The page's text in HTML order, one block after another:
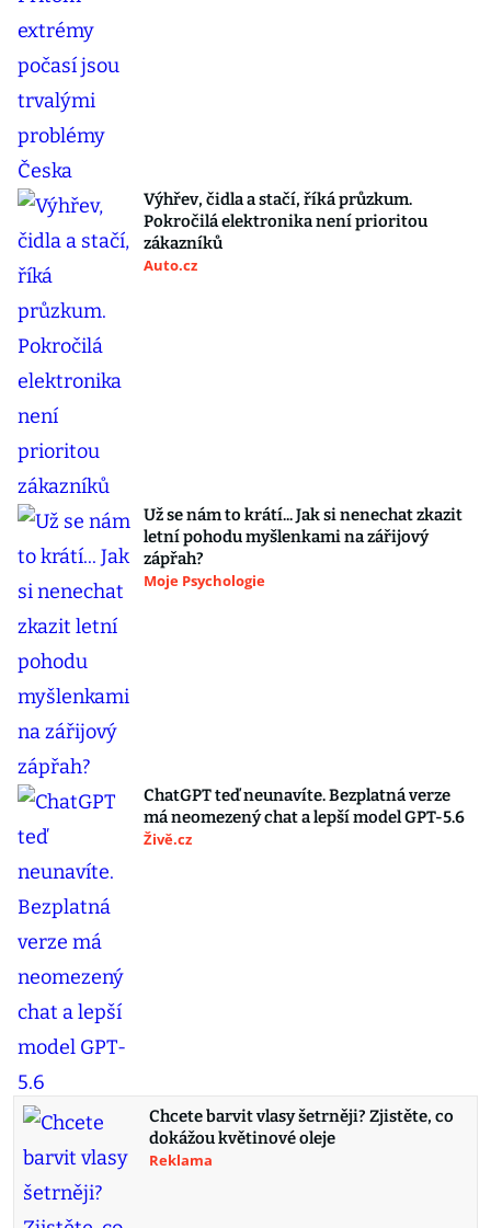
Výhřev, čidla a stačí, říká průzkum.
Pokročilá elektronika není prioritou
zákazníků
Auto.cz
Už se nám to krátí... Jak si nenechat zkazit
letní pohodu myšlenkami na zářijový
zápřah?
Moje Psychologie
ChatGPT teď neunavíte. Bezplatná verze
má neomezený chat a lepší model GPT-5.6
Živě.cz
Chcete barvit vlasy šetrněji? Zjistěte, co
dokážou květinové oleje
Reklama